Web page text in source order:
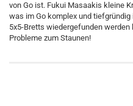
von Go ist. Fukui Masaakis kleine
was im Go komplex und
5x5-Bretts wiedergefunden
Probleme zum Staunen!